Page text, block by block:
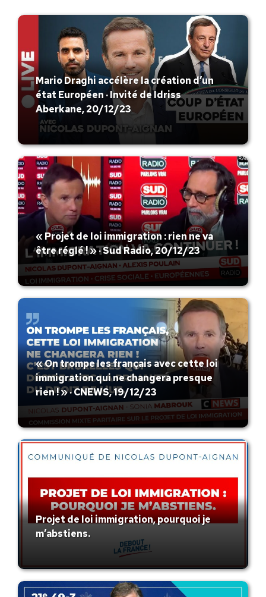
Mario Draghi accélère la création d’un
état Européen · Invité de Idriss
Aberkane, 20/12/23
« Projet de loi immigration : rien ne va
être réglé ! » · Sud Radio, 20/12/23
« On trompe les français avec cette loi
immigration qui ne changera presque
rien ! » · CNEWS, 19/12/23
Projet de loi immigration, pourquoi je
m’abstiens.